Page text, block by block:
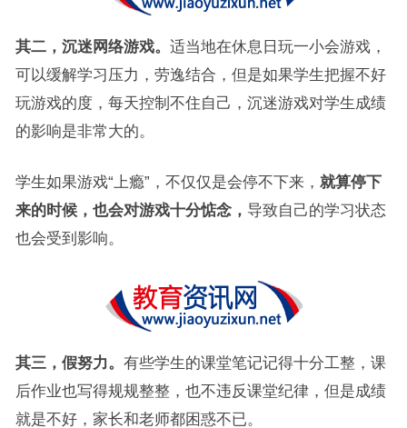
其二，沉迷网络游戏。 适当地在休息日玩一小会游戏，
可以缓解学习压力，劳逸结合，但是如果学生把握不好
玩游戏的度，每天控制不住自己，沉迷游戏对学生成绩
的影响是非常大的。
学生如果游戏“上瘾”，不仅仅是会停不下来， 就算停下
来的时候，也会对游戏十分惦念， 导致自己的学习状态
也会受到影响。
其三，假努力。 有些学生的课堂笔记记得十分工整，课
后作业也写得规规整整，也不违反课堂纪律，但是成绩
就是不好，家长和老师都困惑不已。